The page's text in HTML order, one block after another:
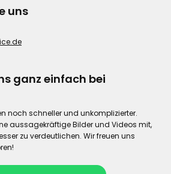
uns
ganz einfach bei
noch schneller und unkomplizierter.
aussagekräftige Bilder und Videos mit,
zu verdeutlichen. Wir freuen uns